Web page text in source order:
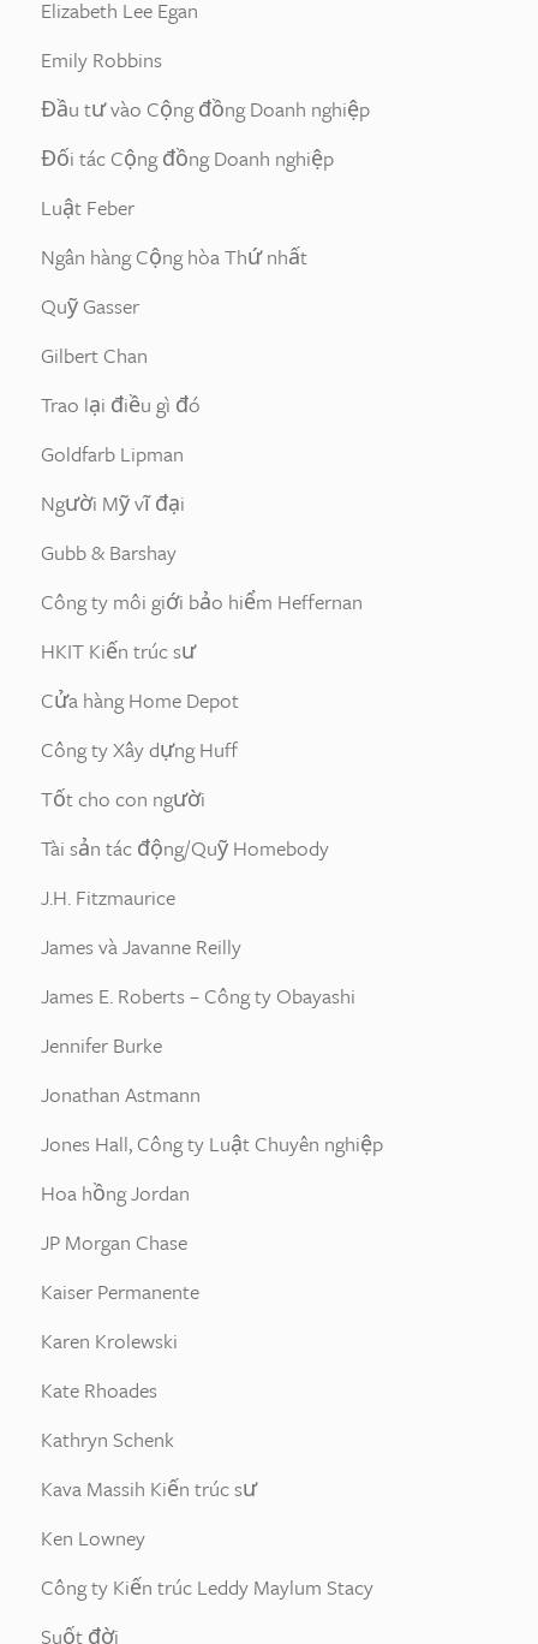
Elizabeth Lee Egan
Emily Robbins
Đầu tư vào Cộng đồng Doanh nghiệp
Đối tác Cộng đồng Doanh nghiệp
Luật Feber
Ngân hàng Cộng hòa Thứ nhất
Quỹ Gasser
Gilbert Chan
Trao lại điều gì đó
Goldfarb Lipman
Người Mỹ vĩ đại
Gubb & Barshay
Công ty môi giới bảo hiểm Heffernan
HKIT Kiến trúc sư
Cửa hàng Home Depot
Công ty Xây dựng Huff
Tốt cho con người
Tài sản tác động/Quỹ Homebody
J.H. Fitzmaurice
James và Javanne Reilly
James E. Roberts – Công ty Obayashi
Jennifer Burke
Jonathan Astmann
Jones Hall, Công ty Luật Chuyên nghiệp
Hoa hồng Jordan
JP Morgan Chase
Kaiser Permanente
Karen Krolewski
Kate Rhoades
Kathryn Schenk
Kava Massih Kiến trúc sư
Ken Lowney
Công ty Kiến trúc Leddy Maylum Stacy
Suốt đời